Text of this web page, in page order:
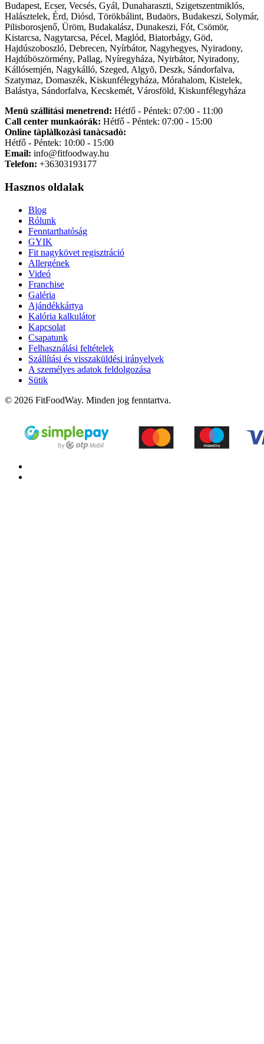
Budapest, Ecser, Vecsés, Gyál, Dunaharaszti, Szigetszentmiklós,
Halásztelek, Érd, Diósd, Törökbálint, Budaörs, Budakeszi, Solymár,
Pilisborosjenő, Üröm, Budakalász, Dunakeszi, Fót, Csömör,
Kistarcsa, Nagytarcsa, Pécel, Maglód, Biatorbágy, Göd,
Hajdúszoboszló, Debrecen, Nyírbátor, Nagyhegyes, Nyiradony,
Hajdúböszörmény, Pallag, Nyíregyháza, Nyirbátor, Nyiradony,
Kállósemjén, Nagykálló, Szeged, Algyõ, Deszk, Sándorfalva,
Szatymaz, Domaszék, Kiskunfélegyháza, Mórahalom, Kistelek,
Balástya, Sándorfalva, Kecskemét, Városföld, Kiskunfélegyháza
Menü szállítási menetrend: Hétfő - Péntek: 07:00 - 11:00
Call center munkaórák: Hétfő - Péntek: 07:00 - 15:00
Online tàplàlkozàsi tanàcsadò:
Hétfő - Péntek: 10:00 - 15:00
Email: info@fitfoodway.hu
Telefon: +36303193177
Hasznos oldalak
Blog
Rólunk
Fenntarthatóság
GYIK
Fit nagykövet regisztráció
Allergének
Videó
Franchise
Galéria
Ajándékkártya
Kalória kalkulátor
Kapcsolat
Csapatunk
Felhasználási feltételek
Szállítási és visszaküldési irányelvek
A személyes adatok feldolgozása
Sütik
© 2026 FitFoodWay. Minden jog fenntartva.